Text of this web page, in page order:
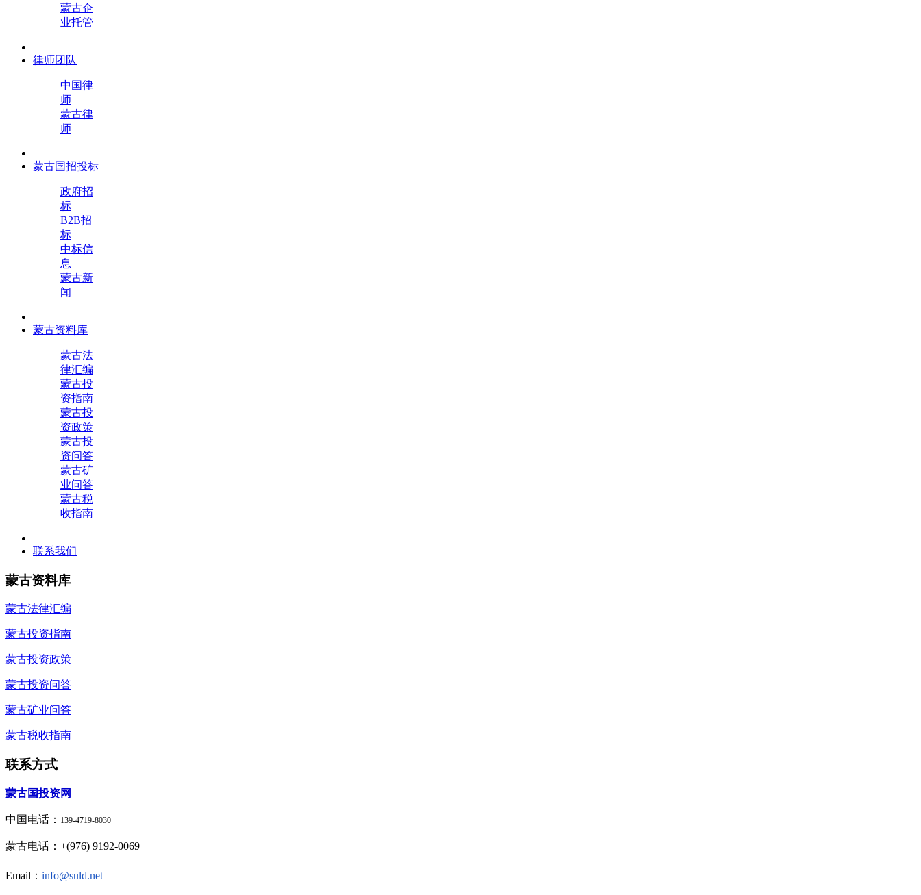
蒙古企
业托管
律师团队
中国律
师
蒙古律
师
蒙古国招投标
政府招
标
B2B招
标
中标信
息
蒙古新
闻
蒙古资料库
蒙古法
律汇编
蒙古投
资指南
蒙古投
资政策
蒙古投
资问答
蒙古矿
业问答
蒙古税
收指南
联系我们
蒙古资料库
蒙古法律汇编
蒙古投资指南
蒙古投资政策
蒙古投资问答
蒙古矿业问答
蒙古税收指南
联系方式
蒙古国投资网
中国电话： 139-4719-8030
蒙古电话：+(976) 9192-0069
Email： info@suld.net